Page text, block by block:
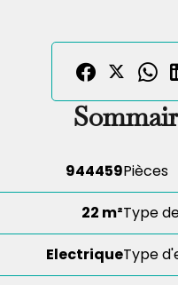
944459Pièces
22 m²Type
ElectriqueType